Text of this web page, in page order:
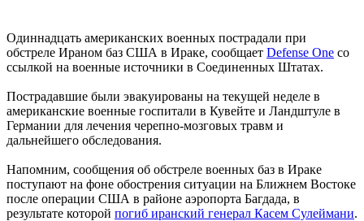
Одиннадцать американских военных пострадали при
обстреле Ираном баз США в Ираке, сообщает Defense One со
ссылкой на военные источники в Соединенных Штатах.
Пострадавшие были эвакуированы на текущей неделе в
американские военные госпитали в Кувейте и Ландштуле в
Германии для лечения черепно-мозговых травм и
дальнейшего обследования.
Напомним, сообщения об обстреле военных баз в Ираке
поступают на фоне обострения ситуации на Ближнем Востоке
после операции США в районе аэропорта Багдада, в
результате которой погиб иранский генерал Касем Сулеймани.